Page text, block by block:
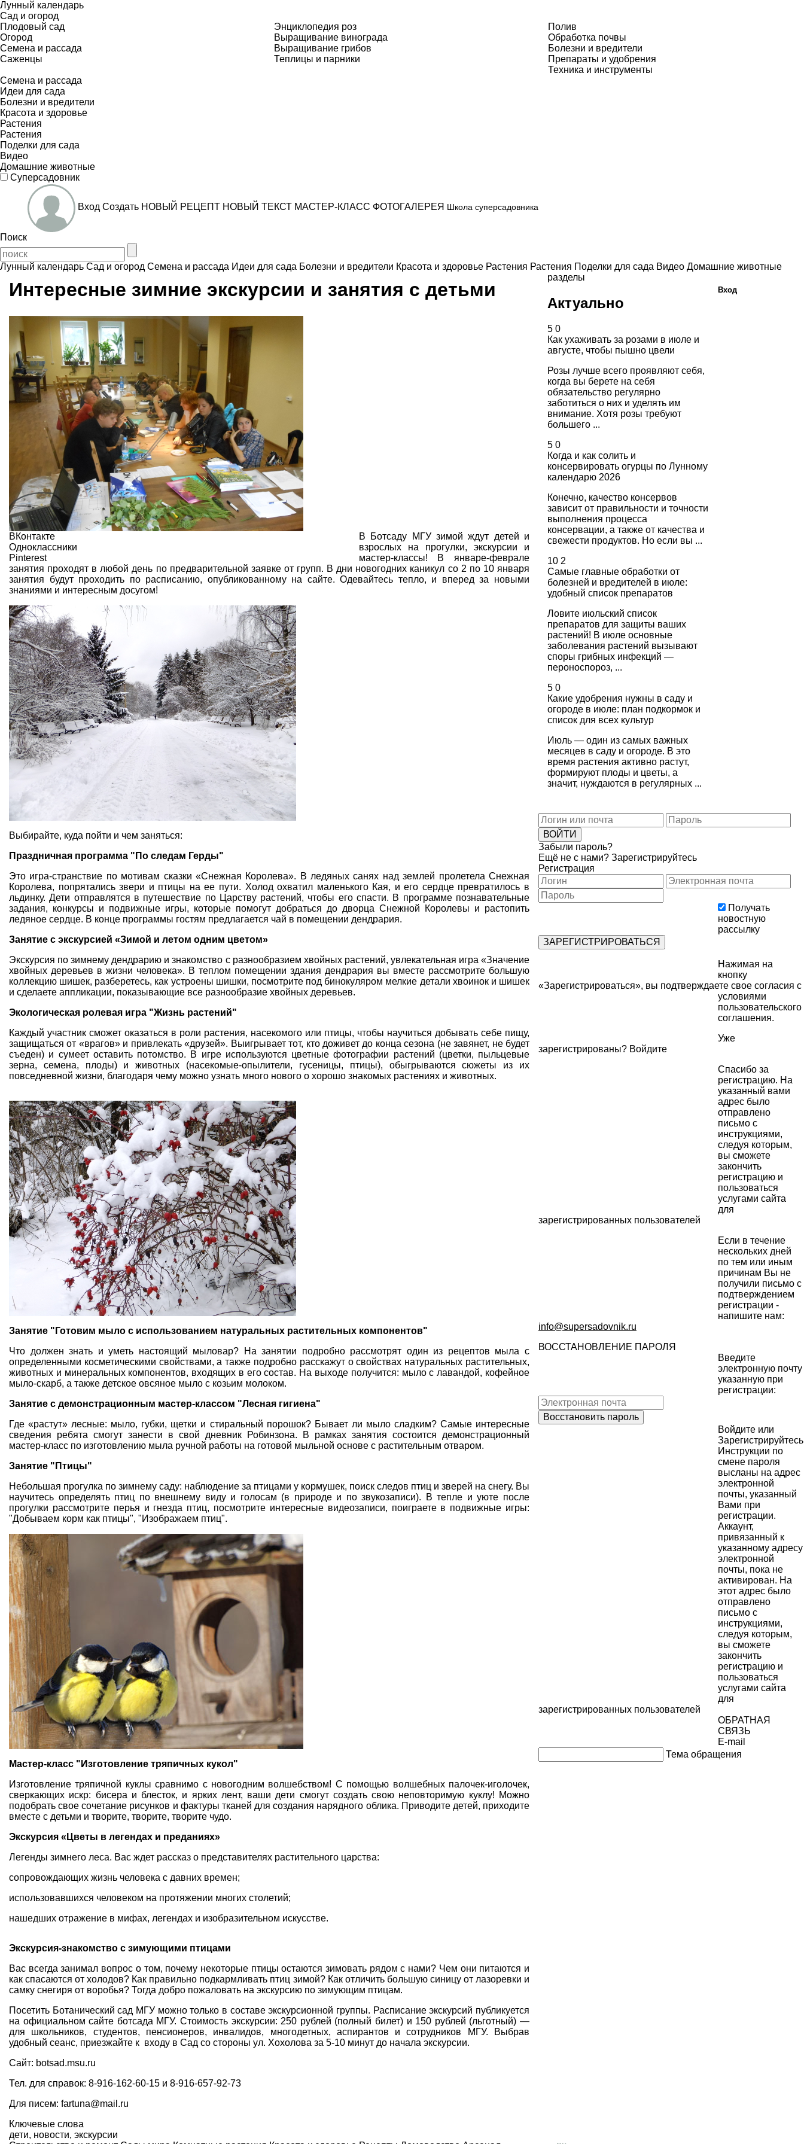
Лунный календарь
Сад и огород
Плодовый сад
Огород
Семена и рассада
Саженцы
Энциклопедия роз
Выращивание винограда
Выращивание грибов
Теплицы и парники
Полив
Обработка почвы
Болезни и вредители
Препараты и удобрения
Техника и инструменты
Семена и рассада
Идеи для сада
Болезни и вредители
Красота и здоровье
Растения
Растения
Поделки для сада
Видео
Домашние животные
Суперсадовник
Вход Создать НОВЫЙ РЕЦЕПТ НОВЫЙ ТЕКСТ МАСТЕР-КЛАСС ФОТОГАЛЕРЕЯ Школа суперсадовника
Поиск
Лунный календарь Сад и огород Семена и рассада Идеи для сада Болезни и вредители Красота и здоровье Растения Растения Поделки для сада Видео Домашние животные
Интересные зимние экскурсии и занятия с детьми
ВКонтакте
Одноклассники
Pinterest
В Ботсаду МГУ зимой ждут детей и
взрослых на прогулки, экскурсии и
мастер-классы! В январе-феврале
занятия проходят в любой день по предварительной заявке от групп. В дни новогодних каникул со 2 по 10 января
занятия будут проходить по расписанию, опубликованному на сайте. Одевайтесь тепло, и вперед за новыми
знаниями и интересным досугом!
Выбирайте, куда пойти и чем заняться:
Праздничная программа "По следам Герды"
Это игра-странствие по мотивам сказки «Снежная Королева». В ледяных санях над землей пролетела Снежная
Королева, попрятались звери и птицы на ее пути. Холод охватил маленького Кая, и его сердце превратилось в
льдинку. Дети отправлятся в путешествие по Царству растений, чтобы его спасти. В программе познавательные
задания, конкурсы и подвижные игры, которые помогут добраться до дворца Снежной Королевы и растопить
ледяное сердце. В конце программы гостям предлагается чай в помещении дендрария.
Занятие с экскурсией «Зимой и летом одним цветом»
Экскурсия по зимнему дендрарию и знакомство с разнообразием хвойных растений, увлекательная игра «Значение
хвойных деревьев в жизни человека». В теплом помещении здания дендрария вы вместе рассмотрите большую
коллекцию шишек, разберетесь, как устроены шишки, посмотрите под бинокуляром мелкие детали хвоинок и шишек
и сделаете аппликации, показывающие все разнообразие хвойных деревьев.
Экологическая ролевая игра "Жизнь растений"
Каждый участник сможет оказаться в роли растения, насекомого или птицы, чтобы научиться добывать себе пищу,
защищаться от «врагов» и привлекать «друзей». Выигрывает тот, кто доживет до конца сезона (не завянет, не будет
съеден) и сумеет оставить потомство. В игре используются цветные фотографии растений (цветки, пыльцевые
зерна, семена, плоды) и животных (насекомые-опылители, гусеницы, птицы), обыгрываются сюжеты из их
повседневной жизни, благодаря чему можно узнать много нового о хорошо знакомых растениях и животных.
Занятие "Готовим мыло с использованием натуральных растительных компонентов"
Что должен знать и уметь настоящий мыловар? На занятии подробно рассмотрят один из рецептов мыла с
определенными косметическими свойствами, а также подробно расскажут о свойствах натуральных растительных,
животных и минеральных компонентов, входящих в его состав. На выходе получится: мыло с лавандой, кофейное
мыло-скарб, а также детское овсяное мыло с козьим молоком.
Занятие с демонстрационным мастер-классом "Лесная гигиена"
Где «растут» лесные: мыло, губки, щетки и стиральный порошок? Бывает ли мыло сладким? Самые интересные
сведения ребята смогут занести в свой дневник Робинзона. В рамках занятия состоится демонстрационный
мастер-класс по изготовлению мыла ручной работы на готовой мыльной основе с растительным отваром.
Занятие "Птицы"
Небольшая прогулка по зимнему саду: наблюдение за птицами у кормушек, поиск следов птиц и зверей на снегу. Вы
научитесь определять птиц по внешнему виду и голосам (в природе и по звукозаписи). В тепле и уюте после
прогулки рассмотрите перья и гнезда птиц, посмотрите интересные видеозаписи, поиграете в подвижные игры:
"Добываем корм как птицы", "Изображаем птиц".
Мастер-класс "Изготовление тряпичных кукол"
Изготовление тряпичной куклы сравнимо с новогодним волшебством! С помощью волшебных палочек-иголочек,
сверкающих искр: бисера и блесток, и ярких лент, ваши дети смогут создать свою неповторимую куклу! Можно
подобрать свое сочетание рисунков и фактуры тканей для создания нарядного облика. Приводите детей, приходите
вместе с детьми и творите, творите, творите чудо.
Экскурсия «Цветы в легендах и преданиях»
Легенды зимнего леса. Вас ждет рассказ о представителях растительного царства:
сопровождающих жизнь человека с давних времен;
использовавшихся человеком на протяжении многих столетий;
нашедших отражение в мифах, легендах и изобразительном искусстве.
Экскурсия-знакомство с зимующими птицами
Вас всегда занимал вопрос о том, почему некоторые птицы остаются зимовать рядом с нами? Чем они питаются и
как спасаются от холодов? Как правильно подкармливать птиц зимой? Как отличить большую синицу от лазоревки и
самку снегиря от воробья? Тогда добро пожаловать на экскурсию по зимующим птицам.
Посетить Ботанический сад МГУ можно только в составе экскурсионной группы. Расписание экскурсий публикуется
на официальном сайте ботсада МГУ. Стоимость экскурсии: 250 рублей (полный билет) и 150 рублей (льготный) —
для школьников, студентов, пенсионеров, инвалидов, многодетных, аспирантов и сотрудников МГУ. Выбрав
удобный сеанс, приезжайте к входу в Сад со стороны ул. Хохолова за 5-10 минут до начала экскурсии.
Сайт: botsad.msu.ru
Тел. для справок: 8-916-162-60-15 и 8-916-657-92-73
Для писем: fartuna@mail.ru
Ключевые слова
дети, новости, экскурсии
разделы
Актуально
5 0
Как ухаживать за розами в июле и
августе, чтобы пышно цвели
Розы лучше всего проявляют себя,
когда вы берете на себя
обязательство регулярно
заботиться о них и уделять им
внимание. Хотя розы требуют
большего ...
5 0
Когда и как солить и
консервировать огурцы по Лунному
календарю 2026
Конечно, качество консервов
зависит от правильности и точности
выполнения процесса
консервации, а также от качества и
свежести продуктов. Но если вы ...
10 2
Самые главные обработки от
болезней и вредителей в июле:
удобный список препаратов
Ловите июльский список
препаратов для защиты ваших
растений! В июле основные
заболевания растений вызывают
споры грибных инфекций —
пероноспороз, ...
5 0
Какие удобрения нужны в саду и
огороде в июле: план подкормок и
список для всех культур
Июль — один из самых важных
месяцев в саду и огороде. В это
время растения активно растут,
формируют плоды и цветы, а
значит, нуждаются в регулярных ...
Вход
Забыли пароль?
Ещё не с нами? Зарегистрируйтесь
Регистрация
Получать
новостную
рассылку
Нажимая на
кнопку
«Зарегистрироваться», вы подтверждаете свое согласия с
условиями
пользовательского
соглашения.
Уже
зарегистрированы? Войдите
Спасибо за
регистрацию. На
указанный вами
адрес было
отправлено
письмо с
инструкциями,
следуя которым,
вы сможете
закончить
регистрацию и
пользоваться
услугами сайта
для
зарегистрированных пользователей
Если в течение
нескольких дней
по тем или иным
причинам Вы не
получили письмо с
подтверждением
регистрации -
напишите нам:
info@supersadovnik.ru
ВОССТАНОВЛЕНИЕ ПАРОЛЯ
Введите
электронную почту
указанную при
регистрации:
Войдите или
Зарегистрируйтесь
Инструкции по
смене пароля
высланы на адрес
электронной
почты, указанный
Вами при
регистрации.
Аккаунт,
привязанный к
указанному адресу
электронной
почты, пока не
активирован. На
этот адрес было
отправлено
письмо с
инструкциями,
следуя которым,
вы сможете
закончить
регистрацию и
пользоваться
услугами сайта
для
зарегистрированных пользователей
ОБРАТНАЯ
СВЯЗЬ
E-mail
Тема обращения